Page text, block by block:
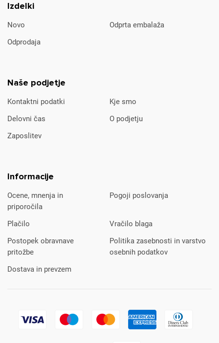
Izdelki
Novo
Odprta embalaža
Odprodaja
Naše podjetje
Kontaktni podatki
Kje smo
Delovni čas
O podjetju
Zaposlitev
Informacije
Ocene, mnenja in
priporočila
Pogoji poslovanja
Plačilo
Vračilo blaga
Postopek obravnave
pritožbe
Politika zasebnosti in varstvo
osebnih podatkov
Dostava in prevzem